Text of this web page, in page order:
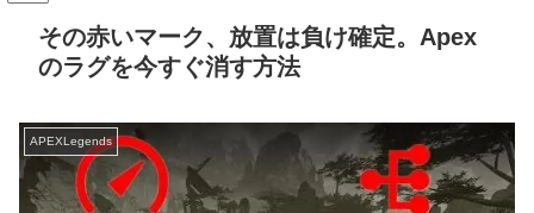
その赤いマーク、放置は負け確定。Apex
のラグを今すぐ消す方法
APEXLegends